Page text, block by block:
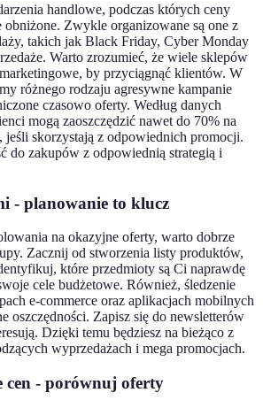
handlowe, podczas których ceny
obniżone. Zwykle organizowane są one z
takich jak Black Friday, Cyber Monday
Warto zrozumieć, że wiele sklepów
by przyciągnąć klientów. W
różnego rodzaju agresywne kampanie
czasowo oferty. Według danych
mogą zaoszczędzić nawet do 70% na
jeśli skorzystają z odpowiednich promocji.
do zakupów z odpowiednią strategią i
- planowanie to klucz
na okazyjne oferty, warto dobrze
Zacznij od stworzenia listy produktów,
które przedmioty są Ci naprawdę
cele budżetowe. Również, śledzenie
e-commerce oraz aplikacjach mobilnych
oszczędności. Zapisz się do newsletterów
Dzięki temu będziesz na bieżąco z
wyprzedażach i mega promocjach.
cen - porównuj oferty